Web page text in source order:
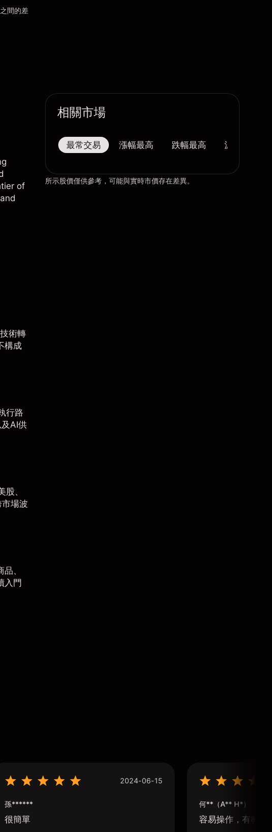
間的差
of
術轉
構成
行路
AI供
、
場波
、
入門
相關市場
最常交易 漲幅最高 跌幅最高 波幅最大
所示股價僅供參考，可能與實時市價存在差異。
2024-06-15
孫******
很簡單
何**（A** H*）
容易操作，有教學